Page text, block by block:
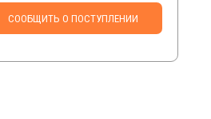
СООБЩИТЬ О ПОСТУПЛЕНИИ